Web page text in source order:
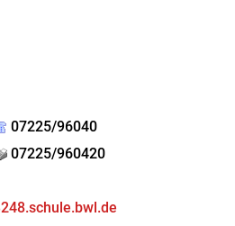
07225/96040
07225/960420